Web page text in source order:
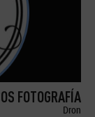
FOTOGRAFÍA
Dron